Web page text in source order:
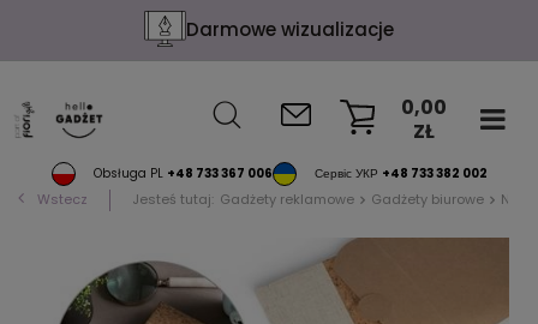
Darmowe wizualizacje
Obsługa PL +48 733 367 006 Сервіс УКР +48 733 382 002
0,00
ZŁ
Wstecz Jesteś tutaj: Gadżety reklamowe Gadżety biurowe